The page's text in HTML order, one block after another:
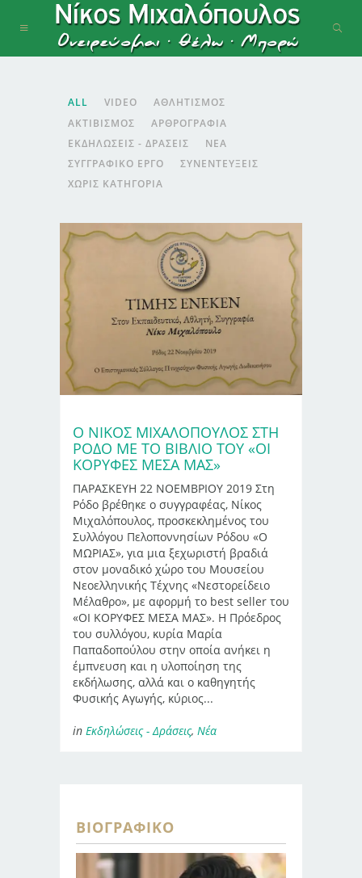
ALL VIDEO
ΑΘΛΗΤΙΣΜΌΣ
ΑΚΤΙΒΙΣΜΌΣ
ΑΡΘΡΟΓΡΑΦΊΑ
ΕΚΔΗΛΏΣΕΙΣ - ΔΡΆΣΕΙΣ
ΝΈΑ
ΣΥΓΓΡΑΦΙΚΌ ΈΡΓΟ
ΣΥΝΕΝΤΕΎΞΕΙΣ
ΧΩΡΊΣ ΚΑΤΗΓΟΡΊΑ
Ο ΝΙΚΟΣ ΜΙΧΑΛΟΠΟΥΛΟΣ ΣΤΗ
ΡΟΔΟ ΜΕ ΤΟ ΒΙΒΛΙΟ ΤΟΥ «ΟΙ
ΚΟΡΥΦΕΣ ΜΕΣΑ ΜΑΣ»
ΠΑΡΑΣΚΕΥΗ 22 ΝΟΕΜΒΡΙΟΥ 2019 Στη
Ρόδο βρέθηκε ο συγγραφέας, Νίκος
Μιχαλόπουλος, προσκεκλημένος του
Συλλόγου Πελοποννησίων Ρόδου «Ο
ΜΩΡΙΑΣ», για μια ξεχωριστή βραδιά
στον μοναδικό χώρο του Μουσείου
Νεοελληνικής Τέχνης «Νεστορείδειο
Μέλαθρο», με αφορμή το best seller του
«ΟΙ ΚΟΡΥΦΕΣ ΜΕΣΑ ΜΑΣ». Η Πρόεδρος
του συλλόγου, κυρία Μαρία
Παπαδοπούλου στην οποία ανήκει η
έμπνευση και η υλοποίηση της
εκδήλωσης, αλλά και ο καθηγητής
Φυσικής Αγωγής, κύριος...
in Εκδηλώσεις - Δράσεις, Νέα
ΒΙΟΓΡΑΦΙΚΌ